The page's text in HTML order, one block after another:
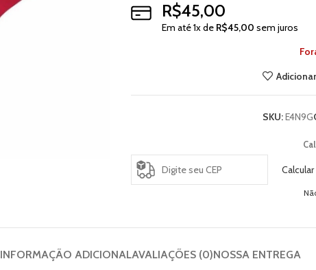
R$45,00
Em até1x de R$45,00 sem juros
SKU:E4N9G
Calcular
INFORMAÇÃO ADICIONALAVALIAÇÕES (0)NOSSA ENTREGA